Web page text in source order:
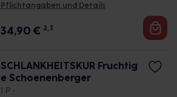
Pflichtangaben und Details
34,90 € 2, 3
SCHLANKHEITSKUR Fruchtig
e Schoenenberger
1 P •